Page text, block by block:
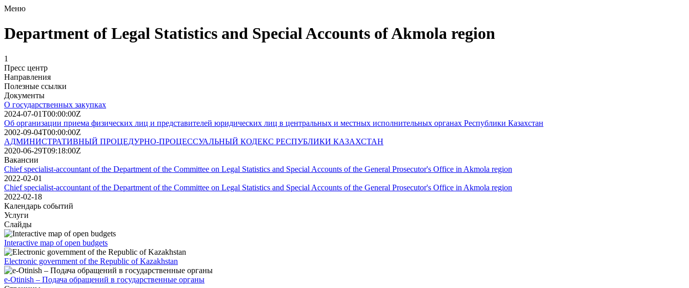
Меню
Department of Legal Statistics and Special Accounts of Akmola region
1
Пресс центр
Направления
Полезные ссылки
Документы
О государственных закупках
2024-07-01T00:00:00Z
Об организации приема физических лиц и представителей юридических лиц в центральных и местных исполнительных органах Республики Казахстан
2002-09-04T00:00:00Z
АДМИНИСТРАТИВНЫЙ ПРОЦЕДУРНО-ПРОЦЕССУАЛЬНЫЙ КОДЕКС РЕСПУБЛИКИ КАЗАХСТАН
2020-06-29T09:18:00Z
Вакансии
Chief specialist-accountant of the Department of the Committee on Legal Statistics and Special Accounts of the General Prosecutor's Office in Akmola region
2022-02-01
Chief specialist-accountant of the Department of the Committee on Legal Statistics and Special Accounts of the General Prosecutor's Office in Akmola region
2022-02-18
Календарь событий
Услуги
Слайды
Interactive map of open budgets
Electronic government of the Republic of Kazakhstan
e-Otinish – Подача обращений в государственные органы